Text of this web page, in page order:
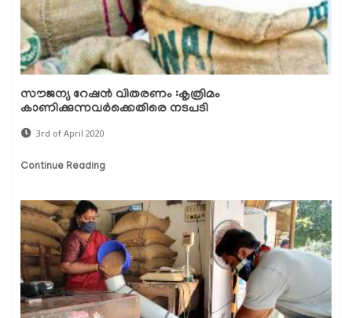
സൗജന്യ റേഷന്‍ വിതരണം :കൃത്രിമം
കാണിക്കുന്നവര്‍ക്കെതിരെ നടപടി
3rd of April 2020
Continue Reading